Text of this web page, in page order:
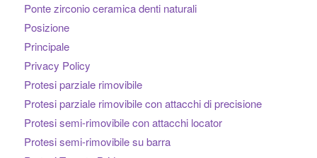
Ponte zirconio ceramica denti naturali
Posizione
Principale
Privacy Policy
Protesi parziale rimovibile
Protesi parziale rimovibile con attacchi di precisione
Protesi semi-rimovibile con attacchi locator
Protesi semi-rimovibile su barra